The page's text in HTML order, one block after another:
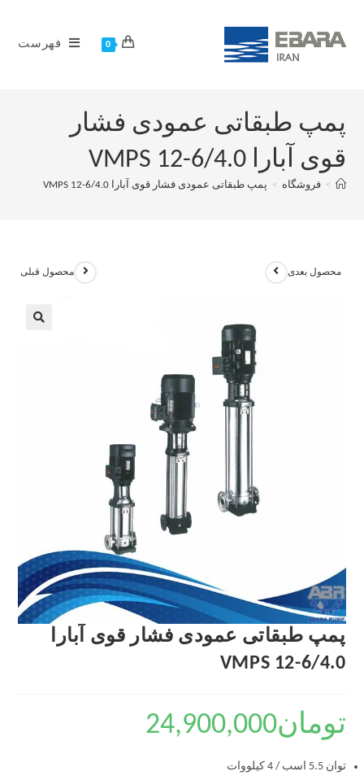
0 فهرست
پمپ طبقاتی عمودی فشار
قوی آبارا VMPS 12-6/4.0
> فروشگاه > پمپ طبقاتی عمودی فشار قوی آبارا VMPS 12-6/4.0
محصول قبلی محصول بعدی
پمپ طبقاتی عمودی فشار قوی آبارا
VMPS 12-6/4.0
تومان24,900,000
توان 5.5 اسب / 4 کیلووات